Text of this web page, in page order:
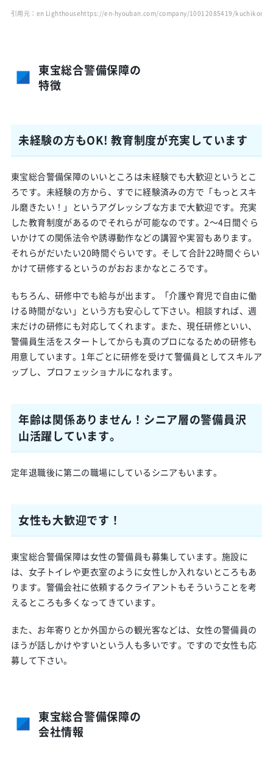
引用元：en Lighthousehttps://en-hyouban.com/company/10012085419/kuchikomi/
東宝総合警備保障の
特徴
未経験の方もOK! 教育制度が充実しています
東宝総合警備保障のいいところは未経験でも大歓迎というとこ
ろです。未経験の方から、すでに経験済みの方で「もっとスキ
ル磨きたい！」というアグレッシブな方まで大歓迎です。充実
した教育制度があるのでそれらが可能なのです。2～4日間ぐら
いかけての関係法令や誘導動作などの講習や実習もあります。
それらがだいたい20時間ぐらいです。そして合計22時間ぐらい
かけて研修するというのがおおまかなところです。
もちろん、研修中でも給与が出ます。「介護や育児で自由に働
ける時間がない」という方も安心して下さい。相談すれば、週
末だけの研修にも対応してくれます。また、現任研修といい、
警備員生活をスタートしてからも真のプロになるための研修も
用意しています。1年ごとに研修を受けて警備員としてスキルア
ップし、プロフェッショナルになれます。
年齢は関係ありません！シニア層の警備員沢
山活躍しています。
定年退職後に第二の職場にしているシニアもいます。
女性も大歓迎です！
東宝総合警備保障は女性の警備員も募集しています。施設に
は、女子トイレや更衣室のように女性しか入れないところもあ
ります。警備会社に依頼するクライアントもそういうことを考
えるところも多くなってきています。
また、お年寄りとか外国からの観光客などは、女性の警備員の
ほうが話しかけやすいという人も多いです。ですので女性も応
募して下さい。
東宝総合警備保障の
会社情報